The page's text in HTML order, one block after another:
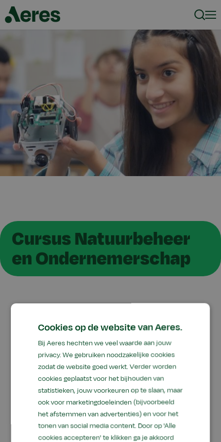
Cursus Natuurbeheer
en Ondernemerschap
Cookies op de website van Aeres.
Bij Aeres hechten we veel waarde aan jouw
privacy. We gebruiken noodzakelijke cookies
zodat de website goed werkt. Verder worden
cookies geplaatst voor het bijhouden van
statistieken, jouw voorkeuren op te slaan, maar
ook voor marketingdoeleinden (bijvoorbeeld
het afstemmen van advertenties) en voor het
tonen van social media content. Door op 'Alle
cookies accepteren' te klikken ga je akkoord